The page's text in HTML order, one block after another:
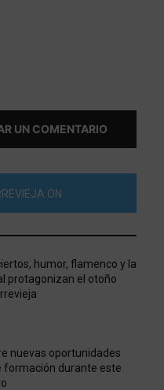
UN COMENTARIO
ON
humor, flamenco y la
protagonizan el otoño
nuevas oportunidades
formación durante este